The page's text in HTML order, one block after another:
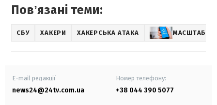
Повʼязані теми:
СБУ ХАКЕРИ ХАКЕРСЬКА АТАКА
E-mail редакції
news24@24tv.com.ua
Номер телефону:
+38 044 390 5077